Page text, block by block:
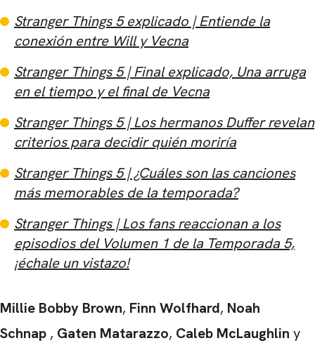
Stranger Things 5 ​​explicado | Entiende la
conexión entre Will y Vecna
Stranger Things 5 ​​| Final explicado, Una arruga
en el tiempo y el final de Vecna
Stranger Things 5 ​​| Los hermanos Duffer revelan
criterios para decidir quién moriría
Stranger Things 5 ​​| ¿Cuáles son las canciones
más memorables de la temporada?
Stranger Things | Los fans reaccionan a los
episodios del Volumen 1 de la Temporada 5,
¡échale un vistazo!
Millie Bobby Brown, Finn Wolfhard, Noah
Schnap , Gaten Matarazzo, Caleb McLaughlin y